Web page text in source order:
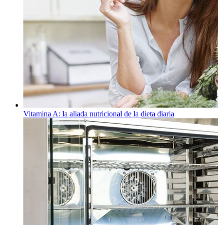
Vitamina A: la aliada nutricional de la dieta diaria